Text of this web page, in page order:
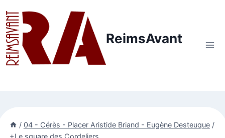
au
contenu
ReimsAvant
/ 04 - Cérès - Placer Aristide Briand - Eugène Desteuque /
+Le square des Cordeliers